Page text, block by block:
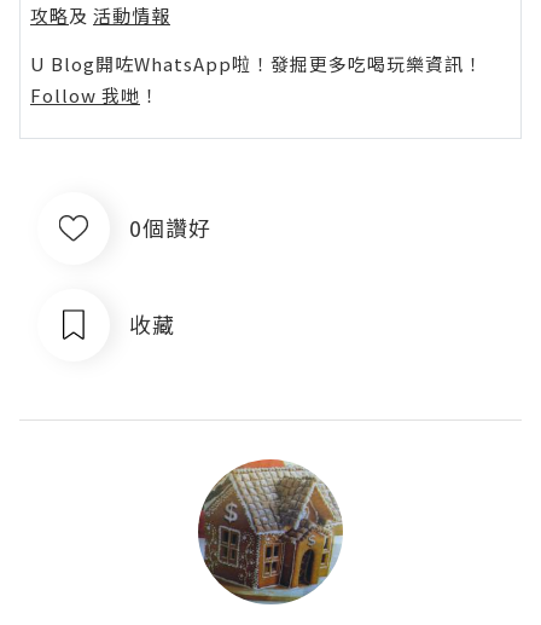
攻略及 活動情報
U Blog開咗WhatsApp啦！發掘更多吃喝玩樂資訊！
Follow 我哋 ！
0個讚好
收藏